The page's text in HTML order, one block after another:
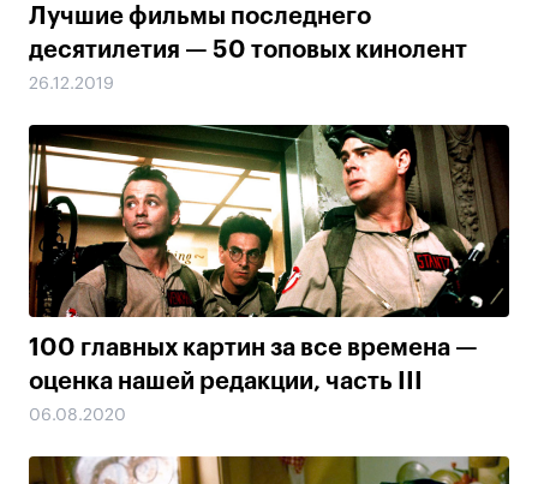
Лучшие фильмы последнего
десятилетия — 50 топовых кинолент
26.12.2019
100 главных картин за все времена —
оценка нашей редакции, часть III
06.08.2020